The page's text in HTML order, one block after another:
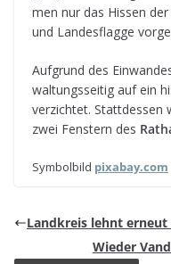
men nur das His­sen
und Lan­des­flagge
Auf­grund des
wal­tungs­sei­tig auf ein
ver­zich­tet. Statt­des­sen
zwei Fens­tern des
Sym­bol­bild pix​a​bay​.com
Land­kreis lehnt erneut
Wie­der